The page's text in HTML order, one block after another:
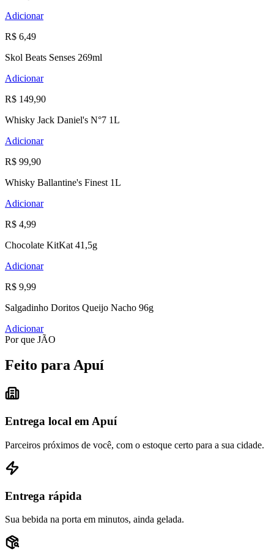
Adicionar
R$ 6,49
Skol Beats Senses 269ml
Adicionar
R$ 149,90
Whisky Jack Daniel's N°7 1L
Adicionar
R$ 99,90
Whisky Ballantine's Finest 1L
Adicionar
R$ 4,99
Chocolate KitKat 41,5g
Adicionar
R$ 9,99
Salgadinho Doritos Queijo Nacho 96g
Adicionar
Por que JÃO
Feito para Apuí
Entrega local em Apuí
Parceiros próximos de você, com o estoque certo para a sua cidade.
Entrega rápida
Sua bebida na porta em minutos, ainda gelada.